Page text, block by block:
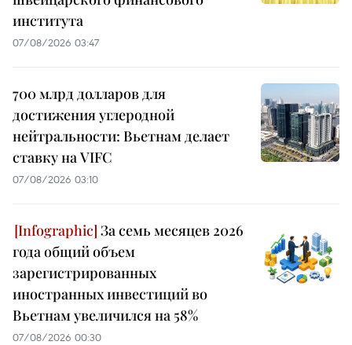
института
07/08/2026 03:47
700 млрд долларов для
достижения углеродной
нейтральности: Вьетнам делает
ставку на VIFC
07/08/2026 03:10
За семь месяцев 2026
года общий объем
зарегистрированных
иностранных инвестиций во
Вьетнам увеличился на 58%
07/08/2026 00:30